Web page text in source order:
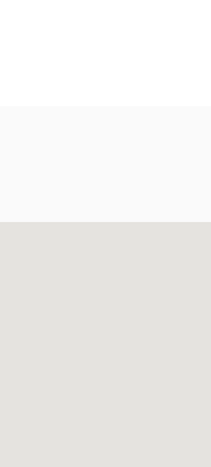
to Create